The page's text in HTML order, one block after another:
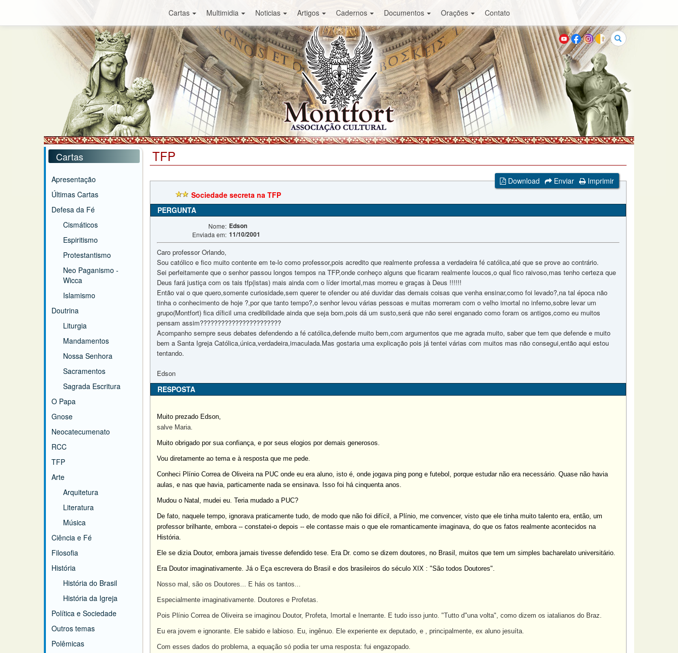
Cartas Multimidia Noticias Artigos Cadernos Documentos Orações Contato
Buscar
Cartas
Apresentação
Últimas Cartas
Defesa da Fé
Cismáticos
Espiritismo
Protestantismo
Neo Paganismo -
Wicca
Islamismo
Doutrina
Liturgia
Mandamentos
Nossa Senhora
Sacramentos
Sagrada Escritura
O Papa
Gnose
Neocatecumenato
RCC
TFP
Arte
Arquitetura
Literatura
Música
Ciência e Fé
Filosofia
História
História do Brasil
História da Igreja
Política e Sociedade
Outros temas
Polêmicas
TFP
Download Enviar
Imprimir
Sociedade secreta na TFP
PERGUNTA
Nome: Edson
Enviada em: 11/10/2001
Caro professor Orlando,
Sou católico e fico muito contente em te-lo como professor,pois acredito que realmente professa a verdadeira fé católica,até que se prove ao contrário.
Sei perfeitamente que o senhor passou longos tempos na TFP,onde conheço alguns que ficaram realmente loucos,o qual fico raivoso,mas tenho certeza que
Deus fará justiça com os tais tfp(istas) mais ainda com o líder imortal,mas morreu e graças à Deus !!!!!!
Então vai o que quero,somente curiosidade,sem querer te ofender ou até duvidar das demais coisas que venha ensinar,como foi levado?,na tal época não
tinha o conhecimento de hoje ?,por que tanto tempo?,o senhor levou várias pessoas e muitas morreram com o velho imortal no inferno,sobre levar um
grupo(Montfort) fica díficil uma credibilidade ainda que seja bom,pois dá um susto,será que não serei enganado como foram os antigos,como eu muitos
pensam assim???????????????????????
Acompanho sempre seus debates defendendo a fé católica,defende muito bem,com argumentos que me agrada muito, saber que tem que defende e muito
bem a Santa Igreja Católica,única,verdadeira,imaculada.Mas gostaria uma explicação pois já tentei várias com muitos mas não consegui,então aqui estou
tentando.
Edson
RESPOSTA
Muito prezado Edson,
salve Maria.
Muito obrigado por sua confiança, e por seus elogios por demais generosos.
Vou diretamente ao tema e à resposta que me pede.
Conheci Plínio Correa de Oliveira na PUC onde eu era aluno, isto é, onde jogava ping pong e futebol, porque estudar não era necessário. Quase não havia
aulas, e nas que havia, particamente nada se ensinava. Isso foi há cinquenta anos.
Mudou o Natal, mudei eu. Teria mudado a PUC?
De fato, naquele tempo, ignorava praticamente tudo, de modo que não foi difícil, a Plínio, me convencer, visto que ele tinha muito talento era, então, um
professor brilhante, embora -- constatei-o depois -- ele contasse mais o que ele romanticamente imaginava, do que os fatos realmente acontecidos na
História.
Ele se dizia Doutor, embora jamais tivesse defendido tese. Era Dr. como se dizem doutores, no Brasil, muitos que tem um simples bacharelato universitário.
Era Doutor imaginativamente. Já o Eça escrevera do Brasil e dos brasileiros do século XIX : "São todos Doutores".
Nosso mal, são os Doutores... E hás os tantos...
Especialmente imaginativamente. Doutores e Profetas.
Pois Plínio Correa de Oliveira se imaginou Doutor, Profeta, Imortal e Inerrante. E tudo isso junto. "Tutto d"una volta", como dizem os iatalianos do Braz.
Eu era jovem e ignorante. Ele sabido e labioso. Eu, ingênuo. Ele experiente ex deputado, e , principalmente, ex aluno jesuíta.
Com esses dados do problema, a equação só podia ter uma resposta: fui engazopado.